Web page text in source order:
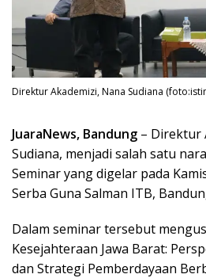
Direktur Akademizi, Nana Sudiana
JuaraNews, Bandung – Direktur
Sudiana, menjadi salah satu
Seminar yang digelar pada
Serba Guna Salman ITB,
Dalam seminar tersebut
Kesejahteraan Jawa Barat:
dan Strategi Pemberdayaan